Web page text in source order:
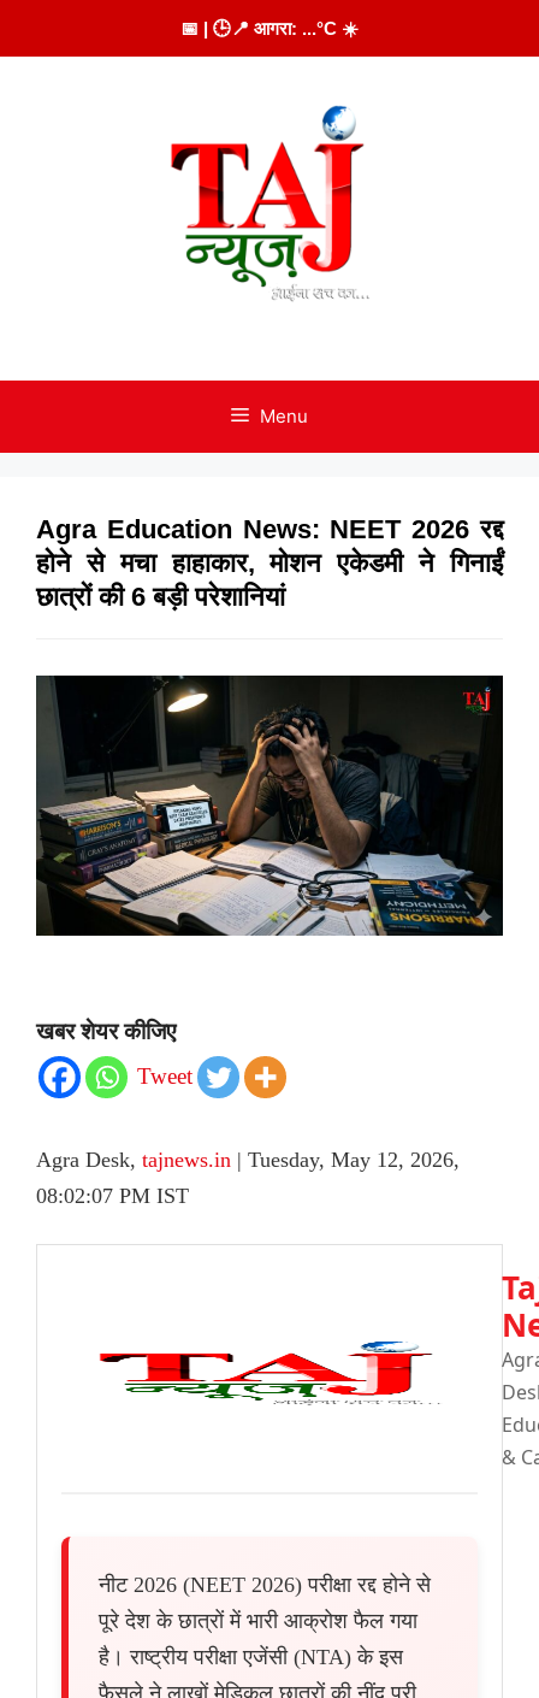
to
📅 | 🕒📍 आगरा: ...°C ☀️
Menu
Agra Education News: NEET 2026 रद्द
होने से मचा हाहाकार, मोशन एकेडमी ने गिनाईं
छात्रों की 6 बड़ी परेशानियां
खबर शेयर कीजिए
Tweet
Agra Desk, tajnews.in | Tuesday, May 12, 2026,
08:02:07 PM IST
&
नीट 2026 (NEET 2026) परीक्षा रद्द होने से
पूरे देश के छात्रों में भारी आक्रोश फैल गया
है। राष्ट्रीय परीक्षा एजेंसी (NTA) के इस